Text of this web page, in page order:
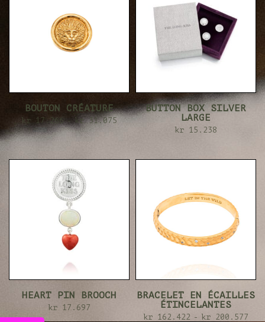
BOUTON CRÉATURE
kr 17.266 - kr31.075
BUTTON BOX SILVER
LARGE
kr 15.238
HEART PIN BROOCH
kr 17.697
BRACELET EN ÉCAILLES
ÉTINCELANTES
kr 162.422 - kr 200.577